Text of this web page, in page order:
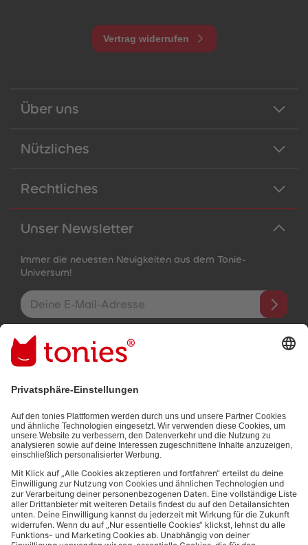
Vertrag widerrufen
Über uns
Nützliches
Rechtliches
Unser Newsletter
Immer die neuesten Neuigkeiten aus dem Tonie-
Universum!
E-Mail-Addresse
Mit dem Absenden abonnierst du unseren E-Mail-Newsletter, der
auf den von dir bereitgestellten Informationen (z.B. Account-
informationen) und den von dir zu Werbezwecken bereitgestellten
Datenschutzbestimmungen.
Bezahlmethoden:
Links zu sozialen Netzwerken